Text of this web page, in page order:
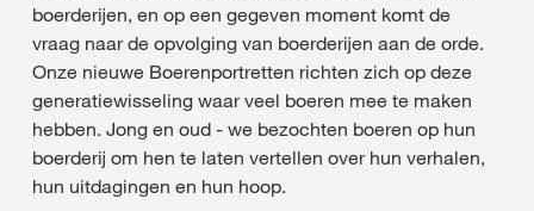
boerderijen, en op een gegeven moment komt de
vraag naar de opvolging van boerderijen aan de orde.
Onze nieuwe Boerenportretten richten zich op deze
generatiewisseling waar veel boeren mee te maken
hebben. Jong en oud - we bezochten boeren op hun
boerderij om hen te laten vertellen over hun verhalen,
hun uitdagingen en hun hoop.